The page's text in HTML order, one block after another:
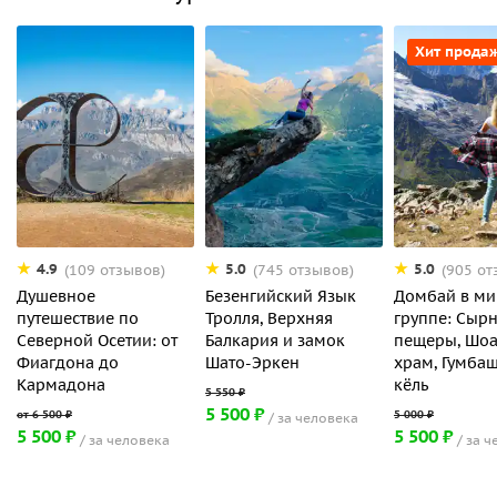
4.9 (109 отзывов)
Душевное
путешествие по
Северной Осетии: от
Фиагдона до
Кармадона
5 500 ₽ за человека
5.0 (745 отзывов)
Безенгийский Язык
Тролля, Верхняя
Балкария и замок
Шато-Эркен
5 500 ₽ за человека
Хит
5.0 (905
Домбай в
группе:
пещеры,
храм,
кёль
5 500 ₽ за